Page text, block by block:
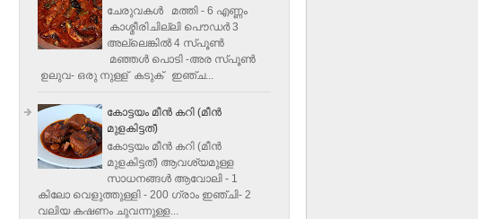
ചേരുവകൾ മത്തി - 6 എണ്ണം
കാശ്മീരിചില്ലി പൌഡർ 3
അല്ലെങ്കിൽ 4 സ്പൂണ്‍
മഞ്ഞൾ പൊടി -അര സ്പൂണ്‍
ഉലുവ- ഒരു നുള്ള് കടുക് ഇഞ്ച...
കോട്ടയം മീന്‍ കറി (മീന്‍
മുളകിട്ടത്‌)
കോട്ടയം മീന്‍ കറി (മീന്‍
മുളകിട്ടത്‌) ആവശ്യമുള്ള
സാധനങ്ങള്‍ ആവോലി - 1
കിലോ വെളുത്തുള്ളി - 200 ഗ്രാം ഇഞ്ചി- 2
വലിയ കഷണം ചുവന്നുള്ള...